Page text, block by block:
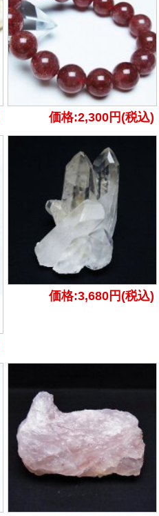
価格:2,300円(税込)
価格:3,680円(税込)